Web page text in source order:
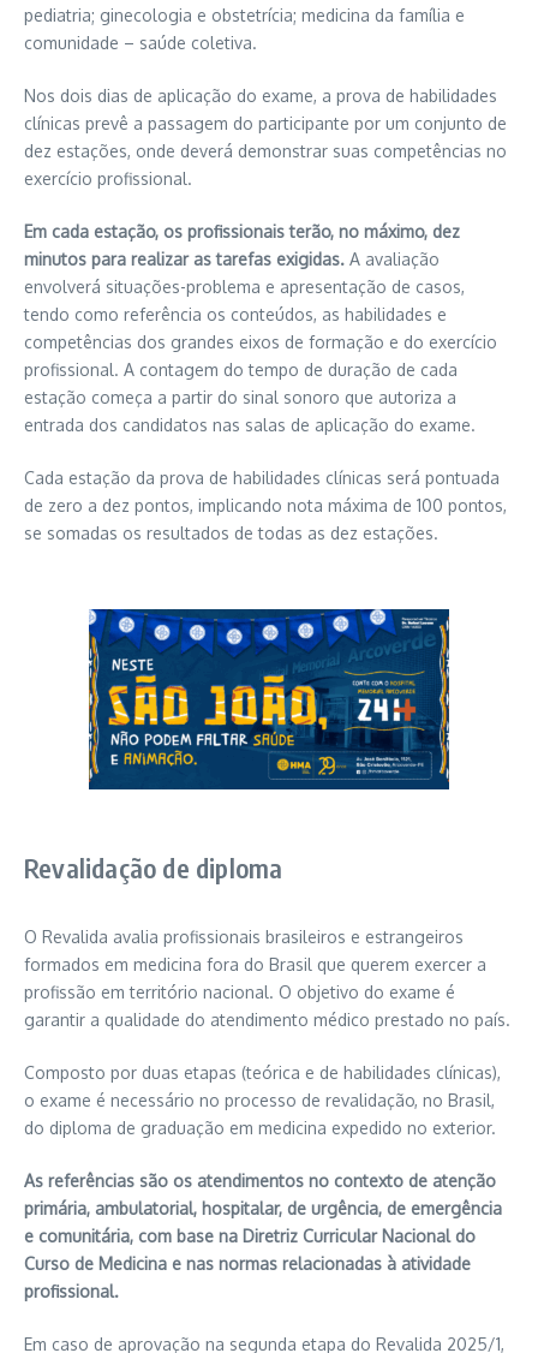
pediatria; ginecologia e obstetrícia; medicina da família e
comunidade – saúde coletiva.
Nos dois dias de aplicação do exame, a prova de habilidades
clínicas prevê a passagem do participante por um conjunto de
dez estações, onde deverá demonstrar suas competências no
exercício profissional.
Em cada estação, os profissionais terão, no máximo, dez
minutos para realizar as tarefas exigidas. A avaliação
envolverá situações-problema e apresentação de casos,
tendo como referência os conteúdos, as habilidades e
competências dos grandes eixos de formação e do exercício
profissional. A contagem do tempo de duração de cada
estação começa a partir do sinal sonoro que autoriza a
entrada dos candidatos nas salas de aplicação do exame.
Cada estação da prova de habilidades clínicas será pontuada
de zero a dez pontos, implicando nota máxima de 100 pontos,
se somadas os resultados de todas as dez estações.
Revalidação de diploma
O Revalida avalia profissionais brasileiros e estrangeiros
formados em medicina fora do Brasil que querem exercer a
profissão em território nacional. O objetivo do exame é
garantir a qualidade do atendimento médico prestado no país.
Composto por duas etapas (teórica e de habilidades clínicas),
o exame é necessário no processo de revalidação, no Brasil,
do diploma de graduação em medicina expedido no exterior.
As referências são os atendimentos no contexto de atenção
primária, ambulatorial, hospitalar, de urgência, de emergência
e comunitária, com base na Diretriz Curricular Nacional do
Curso de Medicina e nas normas relacionadas à atividade
profissional.
Em caso de aprovação na segunda etapa do Revalida 2025/1,